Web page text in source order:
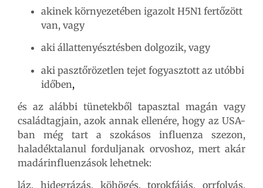
akinek környezetében igazolt H5N1 fertőzött
van, vagy
aki állattenyésztésben dolgozik, vagy
aki pasztőrözetlen tejet fogyasztott az utóbbi
időben,
és az alábbi tünetekből tapasztal magán vagy
családtagjain, azok annak ellenére, hogy az USA-
ban még tart a szokásos influenza szezon,
haladéktalanul forduljanak orvoshoz, mert akár
madárinfluenzások lehetnek:
láz, hidegrázás, köhögés, torokfájás, orrfolyás,